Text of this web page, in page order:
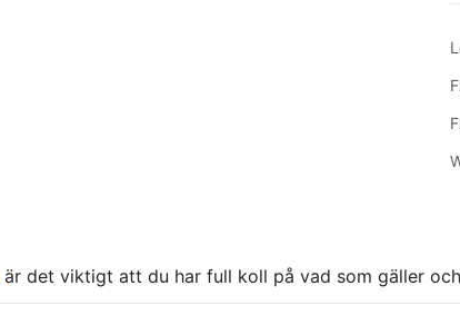
är det viktigt att du har full koll på vad som gäller